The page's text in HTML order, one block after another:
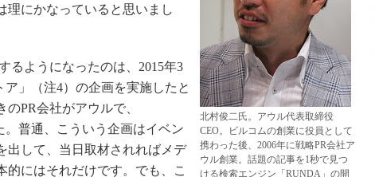
北村俊二氏。アウル代表取締役
CEO。ビルコムの創業に役員として
携わった後、2006年に戦略PR会社ア
ウル創業。話題の記事を1秒で見つ
ける検索エンジン「RUNDA」の開
理にかなっていると思いまし
るようになったのは、2015年3
ア」（注4）の企画を実施したと
PR会社がアウルで、
普通、こういう企画はイベン
出して、当日取材されればメデ
的にはそれだけです。でも、こ